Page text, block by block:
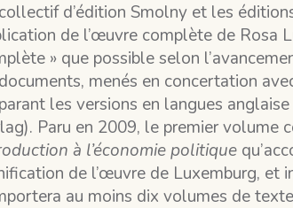
d’édition Smolny et les
de l’œuvre complète de Rosa
» que possible selon
menés en concertation
les versions en langues
Paru en 2009, le premier volume
à l’économie politique
de l’œuvre de Luxemburg, et
au moins dix volumes de